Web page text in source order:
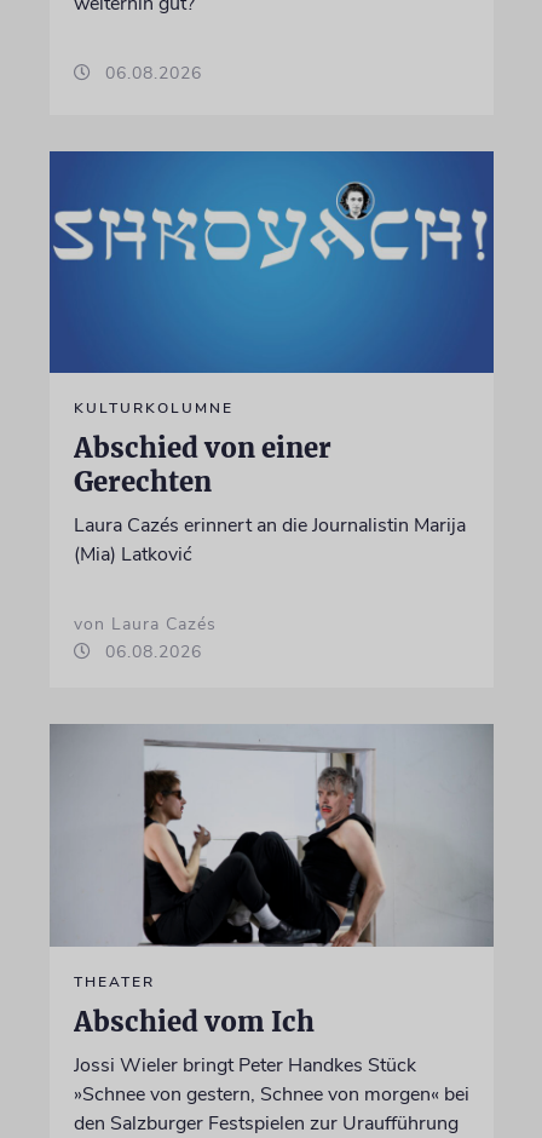
06.08.2026
KULTURKOLUMNE
Abschied von einer
Gerechten
Laura Cazés erinnert an die Journalistin Marija
(Mia) Latković
von Laura Cazés
06.08.2026
THEATER
Abschied vom Ich
Jossi Wieler bringt Peter Handkes Stück
»Schnee von gestern, Schnee von morgen« bei
den Salzburger Festspielen zur Uraufführung